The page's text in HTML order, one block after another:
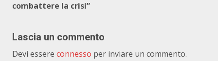
combattere la crisi”
Lascia un commento
Devi essere connesso per inviare un commento.